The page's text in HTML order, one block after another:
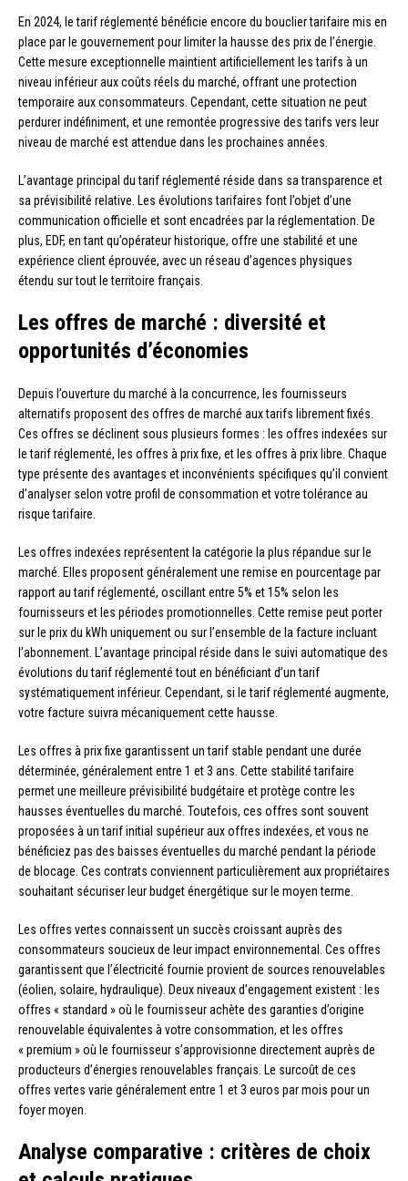
En 2024, le tarif réglementé bénéficie encore du bouclier tarifaire mis en
place par le gouvernement pour limiter la hausse des prix de l’énergie.
Cette mesure exceptionnelle maintient artificiellement les tarifs à un
niveau inférieur aux coûts réels du marché, offrant une protection
temporaire aux consommateurs. Cependant, cette situation ne peut
perdurer indéfiniment, et une remontée progressive des tarifs vers leur
niveau de marché est attendue dans les prochaines années.
L’avantage principal du tarif réglementé réside dans sa transparence et
sa prévisibilité relative. Les évolutions tarifaires font l’objet d’une
communication officielle et sont encadrées par la réglementation. De
plus, EDF, en tant qu’opérateur historique, offre une stabilité et une
expérience client éprouvée, avec un réseau d’agences physiques
étendu sur tout le territoire français.
Les offres de marché : diversité et
opportunités d’économies
Depuis l’ouverture du marché à la concurrence, les fournisseurs
alternatifs proposent des offres de marché aux tarifs librement fixés.
Ces offres se déclinent sous plusieurs formes : les offres indexées sur
le tarif réglementé, les offres à prix fixe, et les offres à prix libre. Chaque
type présente des avantages et inconvénients spécifiques qu’il convient
d’analyser selon votre profil de consommation et votre tolérance au
risque tarifaire.
Les offres indexées représentent la catégorie la plus répandue sur le
marché. Elles proposent généralement une remise en pourcentage par
rapport au tarif réglementé, oscillant entre 5% et 15% selon les
fournisseurs et les périodes promotionnelles. Cette remise peut porter
sur le prix du kWh uniquement ou sur l’ensemble de la facture incluant
l’abonnement. L’avantage principal réside dans le suivi automatique des
évolutions du tarif réglementé tout en bénéficiant d’un tarif
systématiquement inférieur. Cependant, si le tarif réglementé augmente,
votre facture suivra mécaniquement cette hausse.
Les offres à prix fixe garantissent un tarif stable pendant une durée
déterminée, généralement entre 1 et 3 ans. Cette stabilité tarifaire
permet une meilleure prévisibilité budgétaire et protège contre les
hausses éventuelles du marché. Toutefois, ces offres sont souvent
proposées à un tarif initial supérieur aux offres indexées, et vous ne
bénéficiez pas des baisses éventuelles du marché pendant la période
de blocage. Ces contrats conviennent particulièrement aux propriétaires
souhaitant sécuriser leur budget énergétique sur le moyen terme.
Les offres vertes connaissent un succès croissant auprès des
consommateurs soucieux de leur impact environnemental. Ces offres
garantissent que l’électricité fournie provient de sources renouvelables
(éolien, solaire, hydraulique). Deux niveaux d’engagement existent : les
offres « standard » où le fournisseur achète des garanties d’origine
renouvelable équivalentes à votre consommation, et les offres
« premium » où le fournisseur s’approvisionne directement auprès de
producteurs d’énergies renouvelables français. Le surcoût de ces
offres vertes varie généralement entre 1 et 3 euros par mois pour un
foyer moyen.
Analyse comparative : critères de choix